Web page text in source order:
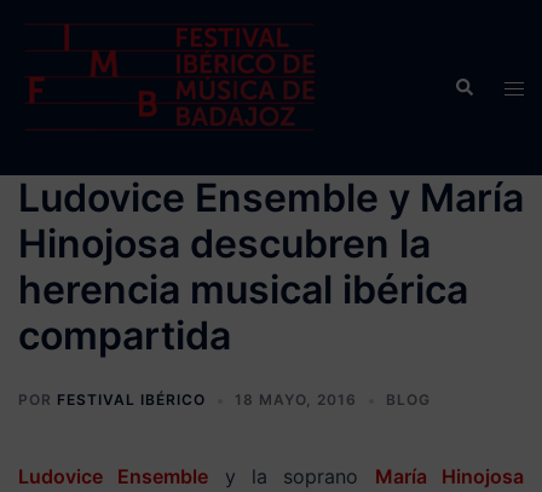
contenido
Buscar
Ludovice Ensemble y María
Hinojosa descubren la
herencia musical ibérica
compartida
POR FESTIVAL IBÉRICO 18 MAYO, 2016 BLOG
Ludovice Ensemble y la soprano María Hinojosa